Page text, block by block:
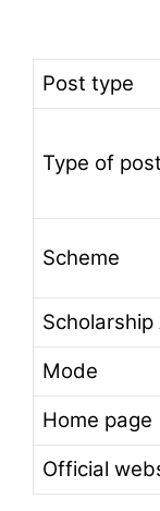
Post type
Type of post
Scheme
Scholarship
Mode
Home page
Official